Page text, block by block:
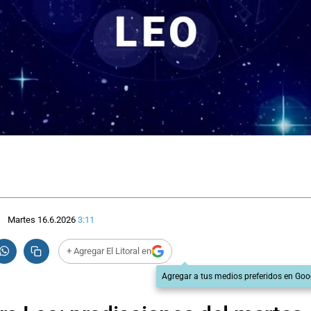
Martes 16.6.2026 3:11
+ Agregar El Litoral en
Agregar a tus medios preferidos en